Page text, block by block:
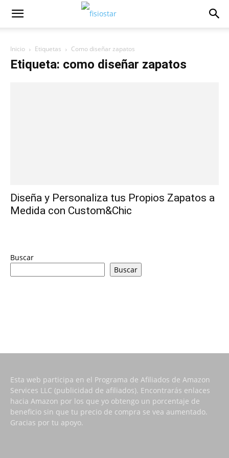
Inicio Etiquetas Como diseñar zapatos
Etiqueta: como diseñar zapatos
Diseña y Personaliza tus Propios Zapatos a
Medida con Custom&Chic
Buscar
Buscar
Esta web participa en el Programa de Afiliados de Amazon
Services LLC (publicidad de afiliados). Encontrarás enlaces
hacia Amazon por los que yo obtengo un porcentaje de
beneficio sin que tu precio de compra se vea aumentado.
Gracias por tu apoyo.